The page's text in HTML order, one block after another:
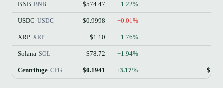
BNB BNB $574.47 +1.22%
USDC USDC $0.9998 −0.01%
XRP XRP $1.10 +1.76%
Solana SOL $78.72 +1.94%
Centrifuge CFG $0.1941 +3.17%